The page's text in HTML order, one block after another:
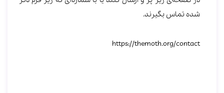
شده تماس بگیرند.
https://themoth.org/contact